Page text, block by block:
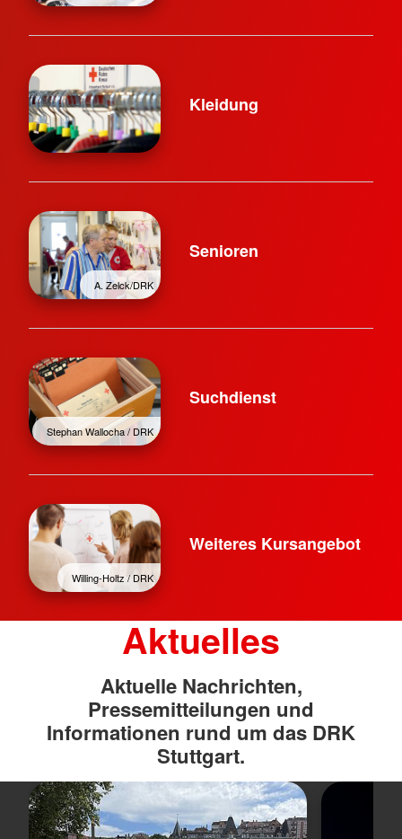
Kleidung
A. Zelck/DRK
Senioren
Stephan Wallocha / DRK
Suchdienst
Willing-Holtz / DRK
Weiteres Kursangebot
Aktuelles
Aktuelle Nachrichten,
Pressemitteilungen und
Informationen rund um das DRK
Stuttgart.